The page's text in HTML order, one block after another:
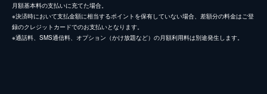
月額基本料の支払いに充てた場合。
※決済時において支払金額に相当するポイントを保有していない場合、差額分の料金はご登
録のクレジットカードでのお支払いとなります。
※通話料、SMS通信料、オプション（かけ放題など）の月額利用料は別途発生します。